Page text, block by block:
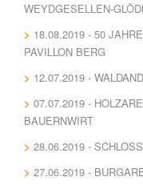
WEYDGESELLEN-
18.08.2019 - 50
PAVILLON BERG
12.07.2019 -
07.07.2019 -
BAUERNWIRT
28.06.2019 -
27.06.2019 -